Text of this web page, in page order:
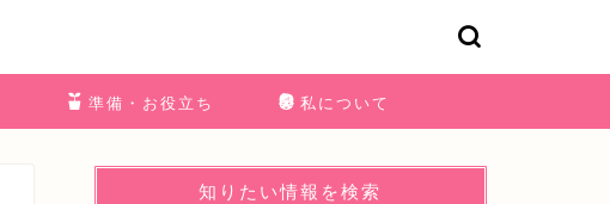
準備・お役立ち 私について
知りたい情報を検索